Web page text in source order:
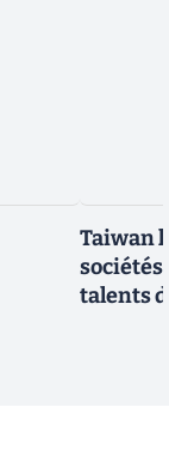
Taiwan
sociétés
talents